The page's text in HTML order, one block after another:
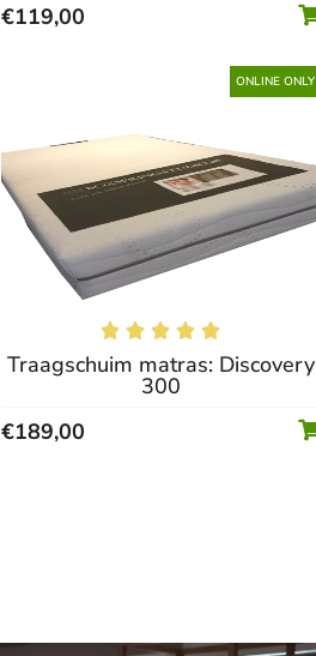
€119,00
ONLINE ONLY
    
Traagschuim matras: Discovery
300
€189,00